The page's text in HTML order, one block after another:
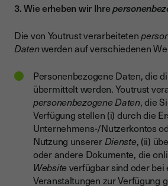
3. Wie erheben wir Ihre
Die von Youtrust verarbeiteten
Datenwerden auf verschiedenen
Personenbezogene Daten, die
übermittelt werden. Youtrust
personenbezogene Daten, die
Verfügung stellen (i) durch die
Unternehmens-/Nutzerkontos
Nutzung unsererDienste, (ii)
oder andere Dokumente, die
Website verfügbar sind oder bei
Veranstaltungen zur Verfügung